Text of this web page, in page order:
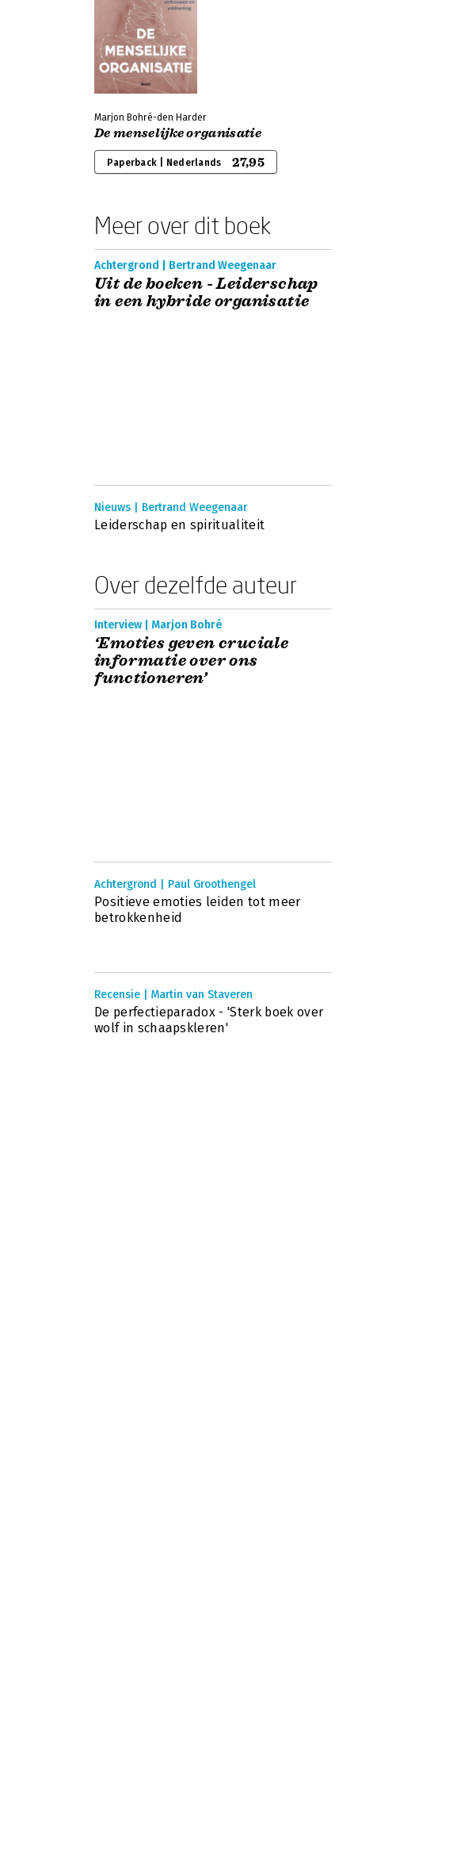
Marjon Bohré-den Harder
De menselijke organisatie
Paperback | Nederlands 27,95
Meer over dit boek
Achtergrond | Bertrand Weegenaar
Uit de boeken - Leiderschap
in een hybride organisatie
Nieuws | Bertrand Weegenaar
Leiderschap en spiritualiteit
Over dezelfde auteur
Interview | Marjon Bohré
‘Emoties geven cruciale
informatie over ons
functioneren’
Achtergrond | Paul Groothengel
Positieve emoties leiden tot meer
betrokkenheid
Recensie | Martin van Staveren
De perfectieparadox - 'Sterk boek over
wolf in schaapskleren'